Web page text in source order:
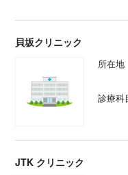
貝坂クリニック
所在地
診療科
JTK クリニック